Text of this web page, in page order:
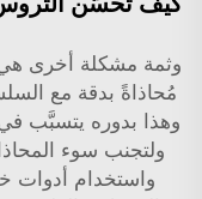
وثمة مشكلة أخرى هي
مُحاذاةً بدقة مع
وهذا بدوره يتسبَّب
ولتجنب سوء
واستخدام أدوات